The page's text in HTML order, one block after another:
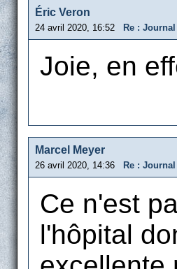
Éric Veron
24 avril 2020, 16:52 Re : Journal
Joie, en
Marcel Meyer
26 avril 2020, 14:36 Re : Journal
Ce n'est
l'hôpital